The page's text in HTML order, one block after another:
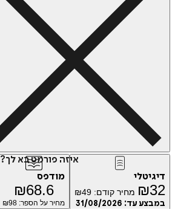
איזה פורמט בא לך?
דיגיטלי
₪32 מחיר קודם: ₪49
במבצע עד: 31/08/2026
מודפס
₪68.6
מחיר על הספר: ₪ 98